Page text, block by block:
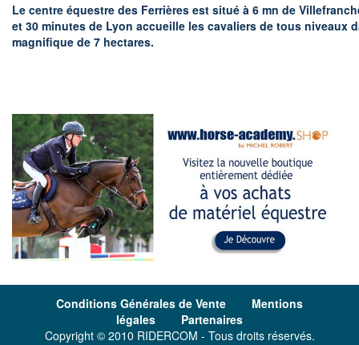
Le centre équestre des Ferrières est situé à 6 mn de
et 30 minutes de Lyon accueille les cavaliers de tous niveaux
magnifique de 7 hectares.
Conditions Générales de Vente
Mentions
légales
Partenaires
Copyright © 2010 RIDERCOM - Tous droits réservés.